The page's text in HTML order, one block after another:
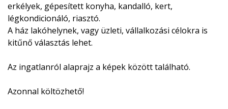
erkélyek, gépesített konyha, kandalló, kert,
légkondicionáló, riasztó.
A ház lakóhelynek, vagy üzleti, vállalkozási célokra is
kitűnő választás lehet.
Az ingatlanról alaprajz a képek között található.
Azonnal költözhető!